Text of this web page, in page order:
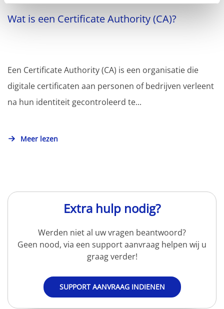
Wat is een Certificate Authority (CA)?
Een Certificate Authority (CA) is een organisatie die
digitale certificaten aan personen of bedrijven verleent
na hun identiteit gecontroleerd te...
Meer lezen
Extra hulp nodig?
Werden niet al uw vragen beantwoord?
Geen nood, via een support aanvraag helpen wij u
graag verder!
SUPPORT AANVRAAG INDIENEN